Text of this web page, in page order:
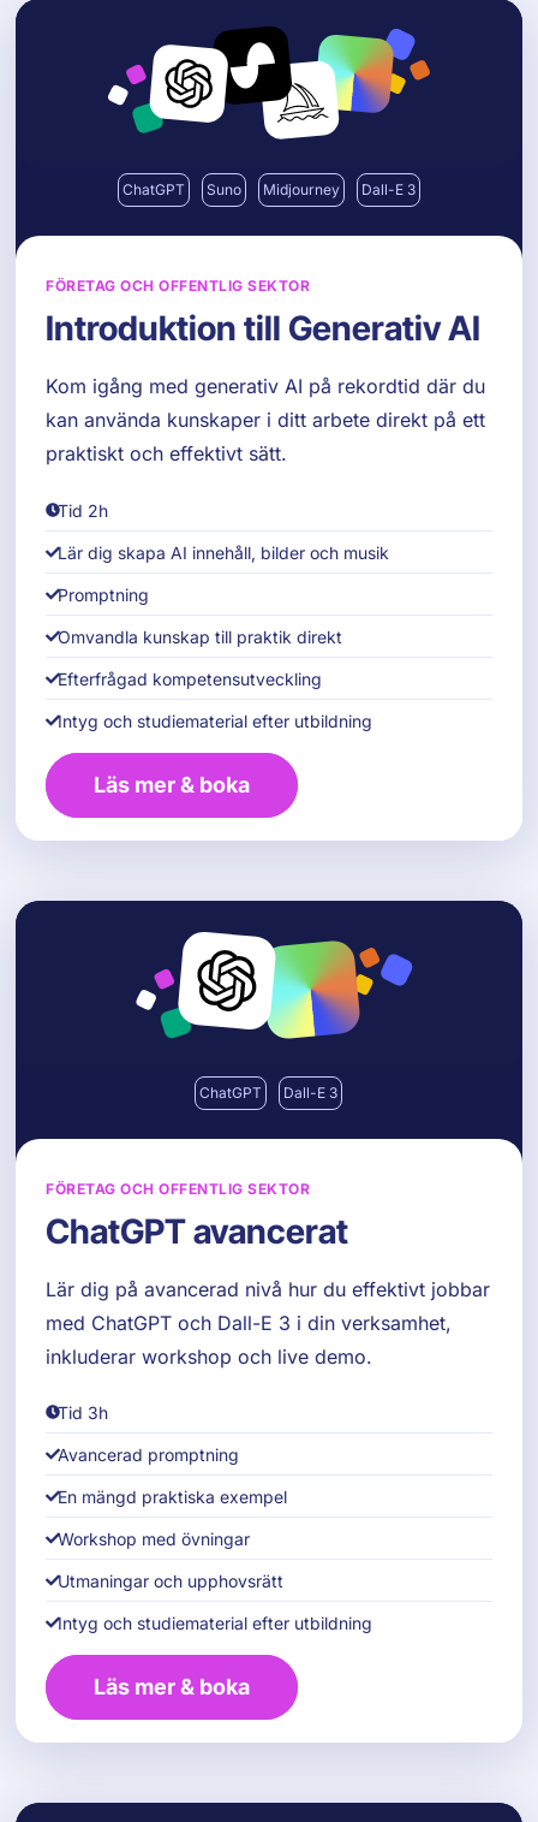
Skip
ChatGPT Suno Midjourney Dall-E 3
FÖRETAG OCH OFFENTLIG SEKTOR
Introduktion till Generativ AI
Kom igång med generativ AI på rekordtid där du
kan använda kunskaper i ditt arbete direkt på ett
praktiskt och effektivt sätt.
Tid 2h
Lär dig skapa AI innehåll, bilder och musik
Promptning
Omvandla kunskap till praktik direkt
Efterfrågad kompetensutveckling
Intyg och studiematerial efter utbildning
Läs mer & boka
ChatGPT Dall-E 3
FÖRETAG OCH OFFENTLIG SEKTOR
ChatGPT avancerat
Lär dig på avancerad nivå hur du effektivt jobbar
med ChatGPT och Dall-E 3 i din verksamhet,
inkluderar workshop och live demo.
Tid 3h
Avancerad promptning
En mängd praktiska exempel
Workshop med övningar
Utmaningar och upphovsrätt
Intyg och studiematerial efter utbildning
Läs mer & boka